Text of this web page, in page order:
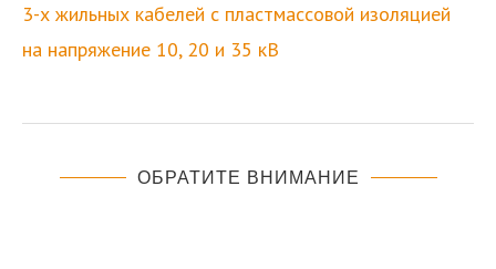
3-х жильных кабелей с пластмассовой изоляцией
на напряжение 10, 20 и 35 кВ
ОБРАТИТЕ ВНИМАНИЕ